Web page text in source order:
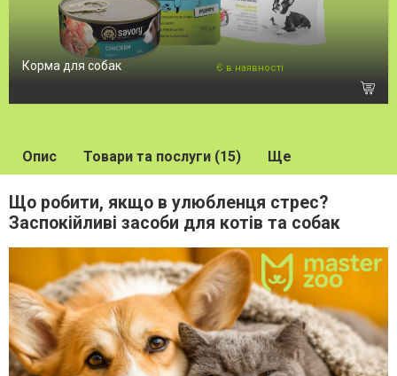
Корма для собак Є в наявності
Опис Товари та послуги (15) Ще
Що робити, якщо в улюбленця стрес?
Заспокійливі засоби для котів та собак